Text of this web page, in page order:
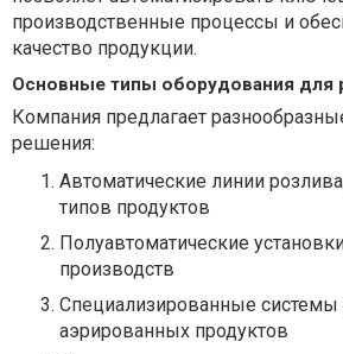
производственные процессы и
качество продукции.
Основные типы оборудования для
Компания предлагает
решения:
Автоматические линии розлива
типов продуктов
Полуавтоматические
производств
Специализированные системы
аэрированных продуктов